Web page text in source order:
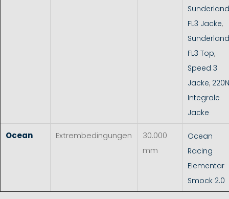
Sunderland
FL3 Jacke,
Sunderland
FL3 Top,
Speed 3
Jacke, 220N
Integrale
Jacke
Ocean Extrembedingungen
30.000
mm
Ocean
Racing
Elementar
Smock 2.0